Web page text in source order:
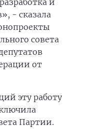
и
- сказала
совета
от
эту работу
Партии.